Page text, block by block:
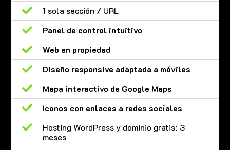

1 sola sección / URL

Panel de control intuitivo

Web en propiedad

Diseño responsive adaptada a móviles

Mapa interactivo de Google Maps

Iconos con enlaces a redes sociales

Hosting WordPress y dominio gratis: 3
meses